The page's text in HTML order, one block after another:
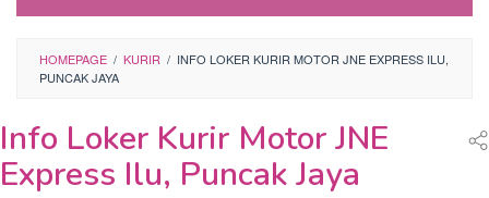
HOMEPAGE / KURIR / INFO LOKER KURIR MOTOR JNE EXPRESS ILU,
PUNCAK JAYA
Info Loker Kurir Motor JNE
Express Ilu, Puncak Jaya